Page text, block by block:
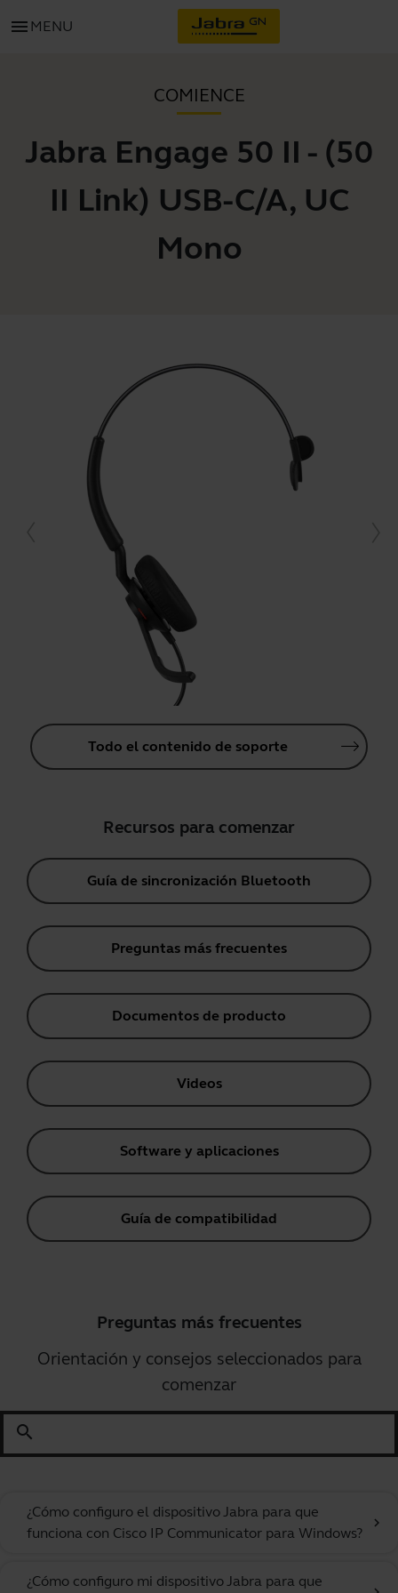
menu MENU
COMIENCE
Jabra Engage 50 II - (50
II Link) USB-C/A, UC
Mono
Todo el contenido de soporte
Recursos para comenzar
Guía de sincronización Bluetooth
Preguntas más frecuentes
Documentos de producto
Videos
Software y aplicaciones
Guía de compatibilidad
Preguntas más frecuentes
Orientación y consejos seleccionados para
comenzar
search
¿Cómo configuro el dispositivo Jabra para que
funciona con Cisco IP Communicator para Windows?
chevron_right
¿Cómo configuro mi dispositivo Jabra para que